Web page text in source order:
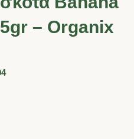
– Organix